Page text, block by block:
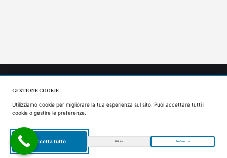
CIR: 066053AGR0001
CIN: IT066053B57VS9J5AQ
GESTIONE COOKIE
Utilizziamo cookie per migliorare la tua esperienza sul sito. Puoi accettare tutti i
cookie o gestire le preferenze.
Accetta tutto Rifiuta Preferenze